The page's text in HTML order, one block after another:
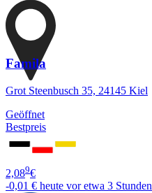
Famila
Grot Steenbusch 35, 24145 Kiel
Geöffnet
Bestpreis
2,089€
-0,01 € heute vor etwa 3 Stunden